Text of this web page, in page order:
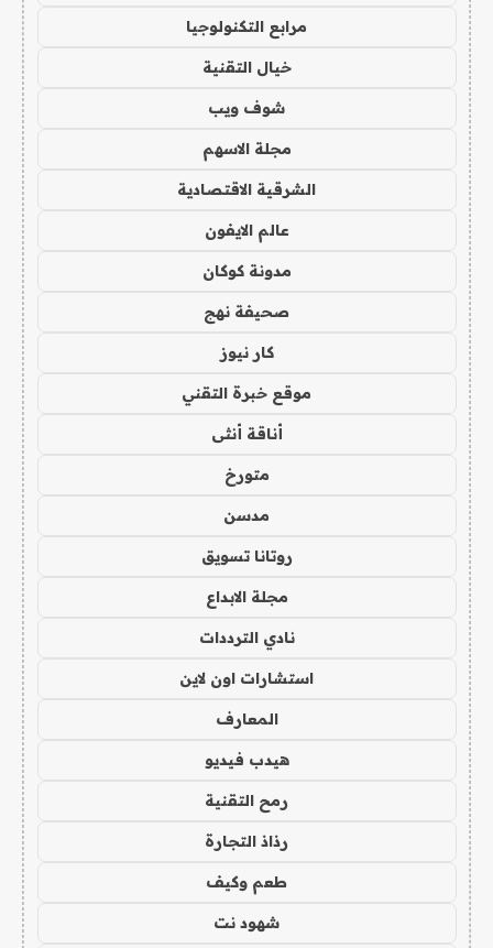
مرابع التكنولوجيا
خيال التقنية
شوف ويب
مجلة الاسهم
الشرقية الاقتصادية
عالم الايفون
مدونة كوكان
صحيفة نهج
كار نيوز
موقع خبرة التقني
أناقة أنثى
متورخ
مدسن
روتانا تسويق
مجلة الابداع
نادي الترددات
استشارات اون لاين
المعارف
هيدب فيديو
رمح التقنية
رذاذ التجارة
طعم وكيف
شهود نت